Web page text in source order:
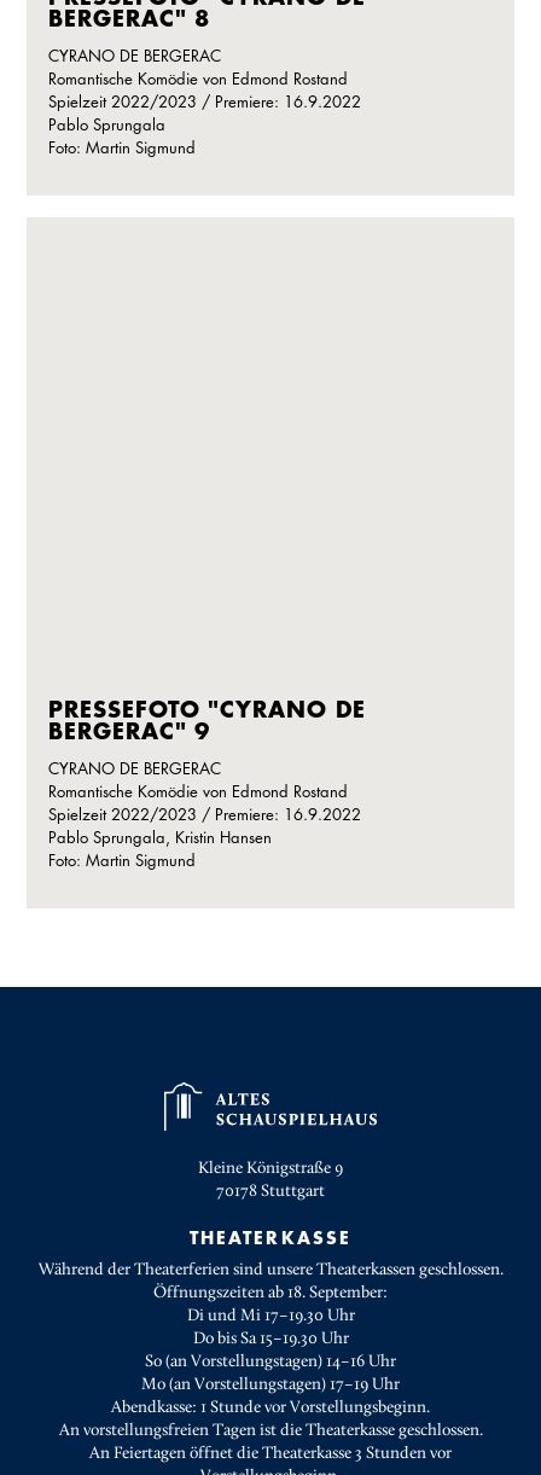
BERGERAC" 8
CYRANO DE BERGERAC
Romantische Komödie von Edmond Rostand
Spielzeit 2022/2023 / Premiere: 16.9.2022
Pablo Sprungala
Foto: Martin Sigmund
PRESSEFOTO "CYRANO DE
BERGERAC" 9
CYRANO DE BERGERAC
Romantische Komödie von Edmond Rostand
Spielzeit 2022/2023 / Premiere: 16.9.2022
Pablo Sprungala, Kristin Hansen
Foto: Martin Sigmund
Kleine Königstraße 9
70178Stuttgart
THEATERKASSE
Während der Theaterferien sind unsere Theaterkassen geschlossen.
Öffnungszeiten ab 18. September:
Di und Mi 17–19.30 Uhr
Do bis Sa 15–19.30 Uhr
So (an Vorstellungstagen) 14–16 Uhr
Mo (an Vorstellungstagen) 17–19 Uhr
Abendkasse: 1 Stunde vor Vorstellungsbeginn.
An vorstellungsfreien Tagen ist die Theaterkasse geschlossen.
An Feiertagen öffnet die Theaterkasse 3 Stunden vor